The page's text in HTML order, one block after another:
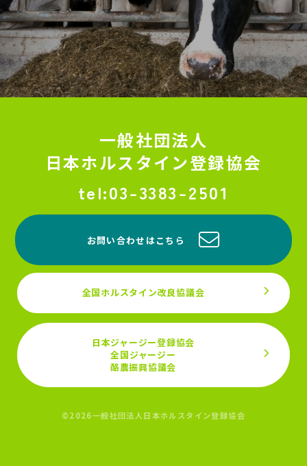
一般社団法人
日本ホルスタイン登録協会
03-3383-2501
お問い合わせはこちら
全国ホルスタイン改良協議会
日本ジャージー登録協会
全国ジャージー
酪農振興協議会
©2026一般社団法人日本ホルスタイン登録協会